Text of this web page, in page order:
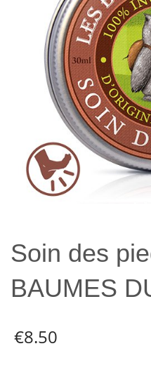
Soin des
BAUMES
€8.50